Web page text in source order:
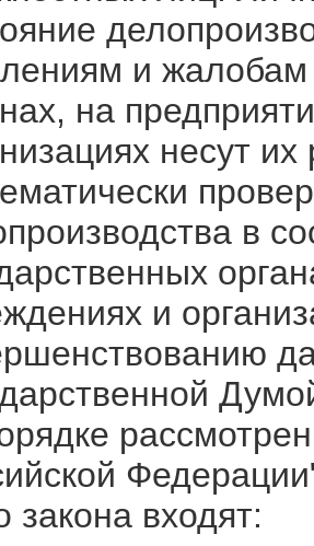
и жалобам
на
несут
в
и
закона входят: